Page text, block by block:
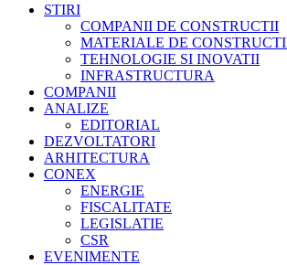
STIRI
COMPANII DE CONSTRUCTII
MATERIALE DE
TEHNOLOGIE SI INOVATII
INFRASTRUCTURA
COMPANII
ANALIZE
EDITORIAL
DEZVOLTATORI
ARHITECTURA
CONEX
ENERGIE
FISCALITATE
LEGISLATIE
CSR
EVENIMENTE